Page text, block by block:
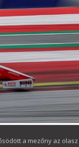
a mezőny az olasz